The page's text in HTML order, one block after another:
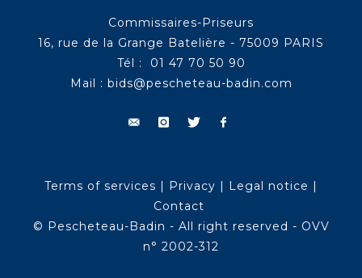
Commissaires-Priseurs
16, rue de la Grange Batelière - 75009 PARIS
Tél : 01 47 70 50 90
Mail : bids@pescheteau-badin.com
Terms of services | Privacy | Legal notice |
Contact
© Pescheteau-Badin - All right reserved - OVV
n° 2002-312